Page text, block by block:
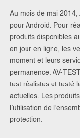
Au mois de mai 2014,
pour Android. Pour
produits disponibles
en jour en ligne, les
moment et leurs
permanence. AV-
test réalistes et testé
actuelles. Les
l’utilisation de
protection.